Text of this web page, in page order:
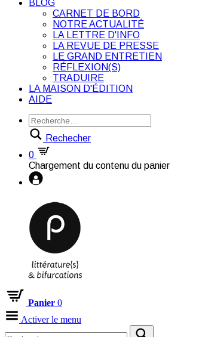
BLOG
CARNET DE BORD
NOTRE ACTUALITÉ
LA LETTRE D'INFO
LA REVUE DE PRESSE
LE GRAND ENTRETIEN
RÉFLEXION(S)
TRADUIRE
LA MAISON D'ÉDITION
AIDE
Rechecher
0
Chargement du contenu du panier
Panier 0
Activer le menu